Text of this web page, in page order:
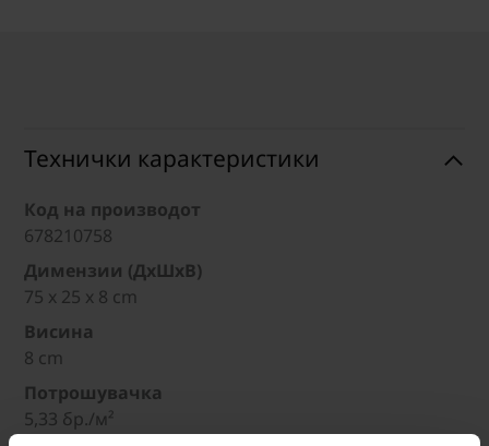
Технички карактеристики
Код на производот
678210758
Димензии (ДxШxВ)
75 x 25 x 8 cm
Висина
8 cm
Потрошувачка
5,33 бр./м²